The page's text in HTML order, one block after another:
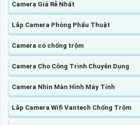
Camera Giá Rẻ Nhất
Lắp Camera Phòng Phẩu Thuật
Camera có chống trộm
Camera Cho Công Trình Chuyên Dụng
Camera Nhìn Màn Hình Máy Tính
Lăp Camera Wifi Vantech Chống Trộm